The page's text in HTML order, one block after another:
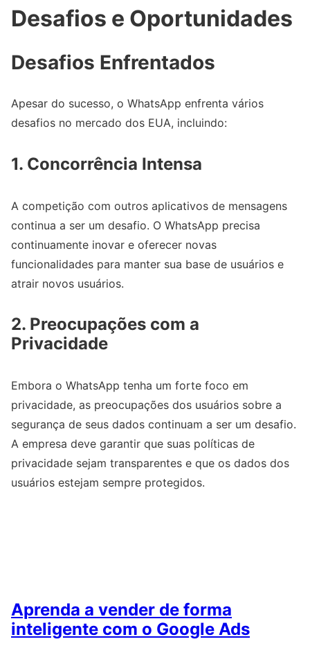
Desafios e Oportunidades
Desafios Enfrentados
Apesar do sucesso, o WhatsApp enfrenta vários
desafios no mercado dos EUA, incluindo:
1. Concorrência Intensa
A competição com outros aplicativos de mensagens
continua a ser um desafio. O WhatsApp precisa
continuamente inovar e oferecer novas
funcionalidades para manter sua base de usuários e
atrair novos usuários.
2. Preocupações com a
Privacidade
Embora o WhatsApp tenha um forte foco em
privacidade, as preocupações dos usuários sobre a
segurança de seus dados continuam a ser um desafio.
A empresa deve garantir que suas políticas de
privacidade sejam transparentes e que os dados dos
usuários estejam sempre protegidos.
Aprenda a vender de forma
inteligente com o Google Ads